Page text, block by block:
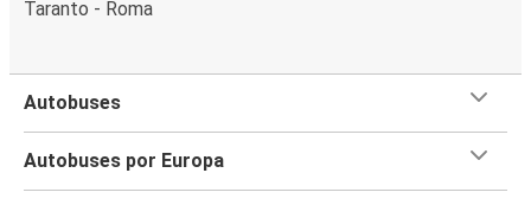
Taranto - Roma
Autobuses
Autobuses por Europa